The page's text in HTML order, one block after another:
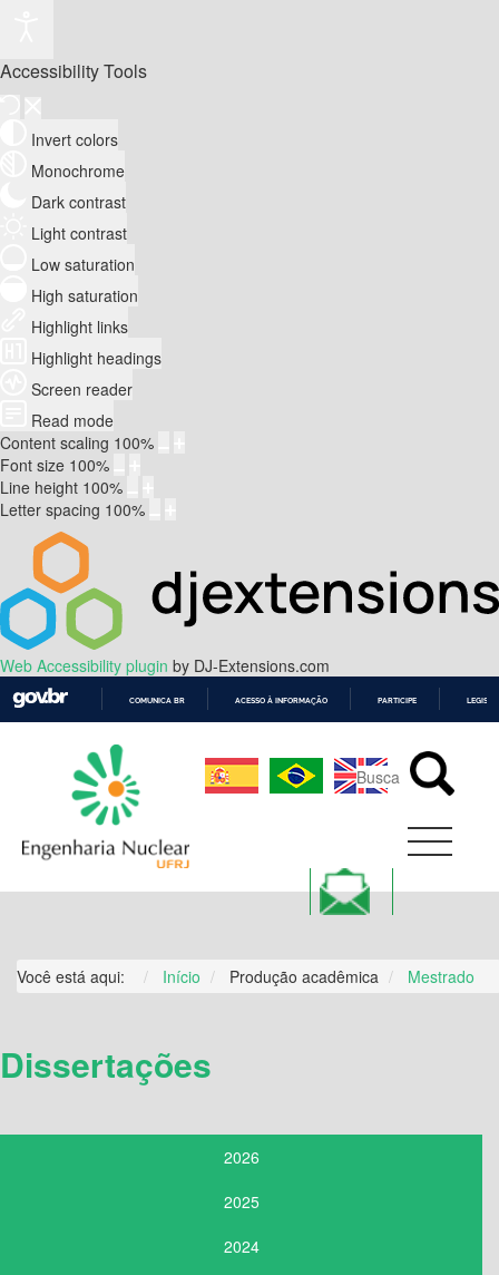
Accessibility Tools
Invert colors
Monochrome
Dark contrast
Light contrast
Low saturation
High saturation
Highlight links
Highlight headings
Screen reader
Read mode
Content scaling 100%
Font size 100%
Line height 100%
Letter spacing 100%
Web Accessibility plugin by DJ-Extensions.com
CONTEÚDO
COMUNICA BR ACESSO À INFORMAÇÃO PARTICIPE
Você está aqui: Início Produção acadêmica Mestrado
Dissertações
2026
2025
2024